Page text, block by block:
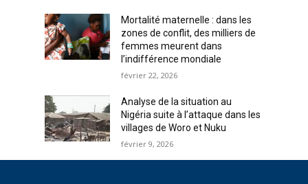
Mortalité maternelle : dans les
zones de conflit, des milliers de
femmes meurent dans
l’indifférence mondiale
février 22, 2026
Analyse de la situation au
Nigéria suite à l’attaque dans les
villages de Woro et Nuku
février 9, 2026